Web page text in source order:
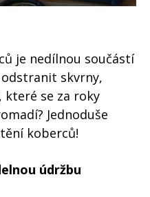
je nedílnou součástí
odstranit skvrny,
které se za roky
Jednoduše
koberců!
údržbu